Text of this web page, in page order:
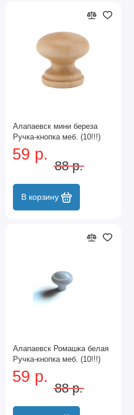
Алапаевск мини береза
Ручка-кнопка меб. (10!!!)
59 р.
88 р.
В корзину
Алапаевск Ромашка белая
Ручка-кнопка меб. (10!!!)
59 р.
88 р.